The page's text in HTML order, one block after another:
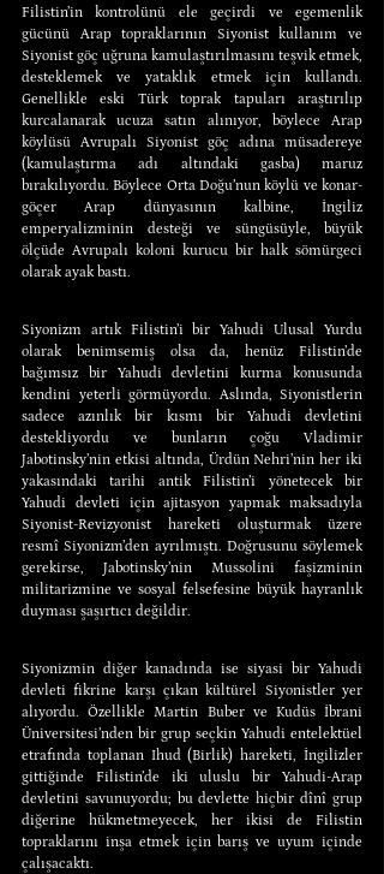
Filistin’in kontrolünü ele geçirdi ve egemenlik
gücünü Arap topraklarının Siyonist kullanım ve
Siyonist göç uğruna kamulaştırılmasını teşvik etmek,
desteklemek ve yataklık etmek için kullandı.
Genellikle eski Türk toprak tapuları araştırılıp
kurcalanarak ucuza satın alınıyor, böylece Arap
köylüsü Avrupalı Siyonist göç adına müsadereye
(kamulaştırma adı altındaki gasba) maruz
bırakılıyordu. Böylece Orta Doğu’nun köylü ve konar-
göçer Arap dünyasının kalbine, İngiliz
emperyalizminin desteği ve süngüsüyle, büyük
ölçüde Avrupalı koloni kurucu bir halk sömürgeci
olarak ayak bastı.
Siyonizm artık Filistin’i bir Yahudi Ulusal Yurdu
olarak benimsemiş olsa da, henüz Filistin’de
bağımsız bir Yahudi devletini kurma konusunda
kendini yeterli görmüyordu. Aslında, Siyonistlerin
sadece azınlık bir kısmı bir Yahudi devletini
destekliyordu ve bunların çoğu Vladimir
Jabotinsky’nin etkisi altında, Ürdün Nehri’nin her iki
yakasındaki tarihi antik Filistin’i yönetecek bir
Yahudi devleti için ajitasyon yapmak maksadıyla
Siyonist-Revizyonist hareketi oluşturmak üzere
resmî Siyonizm’den ayrılmıştı. Doğrusunu söylemek
gerekirse, Jabotinsky’nin Mussolini faşizminin
militarizmine ve sosyal felsefesine büyük hayranlık
duyması şaşırtıcı değildir.
Siyonizmin diğer kanadında ise siyasi bir Yahudi
devleti fikrine karşı çıkan kültürel Siyonistler yer
alıyordu. Özellikle Martin Buber ve Kudüs İbrani
Üniversitesi’nden bir grup seçkin Yahudi entelektüel
etrafında toplanan Ihud (Birlik) hareketi, İngilizler
gittiğinde Filistin’de iki uluslu bir Yahudi-Arap
devletini savunuyordu; bu devlette hiçbir dînî grup
diğerine hükmetmeyecek, her ikisi de Filistin
topraklarını inşa etmek için barış ve uyum içinde
çalışacaktı.